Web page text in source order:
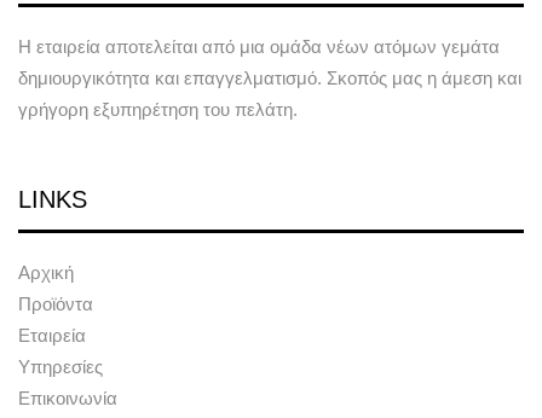
Η εταιρεία αποτελείται από μια ομάδα νέων ατόμων γεμάτα
δημιουργικότητα και επαγγελματισμό. Σκοπός μας η άμεση και
γρήγορη εξυπηρέτηση του πελάτη.
LINKS
Αρχική
Προϊόντα
Εταιρεία
Υπηρεσίες
Επικοινωνία